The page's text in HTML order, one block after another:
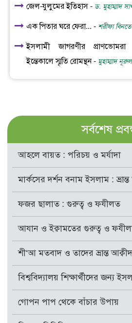
জেল-যুলুমের ইতিহাস - ড. মুহাম্মাদ
এক পিতার ঘরে ফেরা... - শরীফা
ইসলামী জাগরণীর
ইন্তেকালে স্মৃতি রোমন্থন - মুহাম্মাদ
সর্বশেষ
আহলে বায়ত : পরিচয় ও মর্যাদা
মার্কসের দর্শন বনাম ইসলাম :
ফজর ছালাত : গুরুত্ব ও ফযীলত
আযান ও ইক্বামতের গুরুত্ব ও
শী‘আ মতবাদ ও তাদের ভ্রান্ত
বিশ্ববিদ্যালয় শিক্ষার্থীদের জন্য
গোপন পাপ থেকে বাঁচার উপায়